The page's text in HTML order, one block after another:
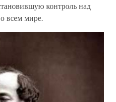
контроль над
всем мире.